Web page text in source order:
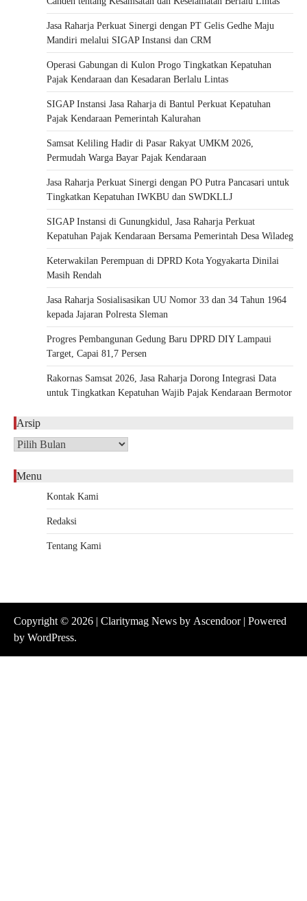
Jasa Raharja Perkuat Sinergi dengan PT Gelis Gedhe Maju
Mandiri melalui SIGAP Instansi dan CRM
Operasi Gabungan di Kulon Progo Tingkatkan Kepatuhan
Pajak Kendaraan dan Kesadaran Berlalu Lintas
SIGAP Instansi Jasa Raharja di Bantul Perkuat Kepatuhan
Pajak Kendaraan Pemerintah Kalurahan
Samsat Keliling Hadir di Pasar Rakyat UMKM 2026,
Permudah Warga Bayar Pajak Kendaraan
Jasa Raharja Perkuat Sinergi dengan PO Putra Pancasari untuk
Tingkatkan Kepatuhan IWKBU dan SWDKLLJ
SIGAP Instansi di Gunungkidul, Jasa Raharja Perkuat
Kepatuhan Pajak Kendaraan Bersama Pemerintah Desa Wiladeg
Keterwakilan Perempuan di DPRD Kota Yogyakarta Dinilai
Masih Rendah
Jasa Raharja Sosialisasikan UU Nomor 33 dan 34 Tahun 1964
kepada Jajaran Polresta Sleman
Progres Pembangunan Gedung Baru DPRD DIY Lampaui
Target, Capai 81,7 Persen
Rakornas Samsat 2026, Jasa Raharja Dorong Integrasi Data
untuk Tingkatkan Kepatuhan Wajib Pajak Kendaraan Bermotor
Arsip
Arsip
Menu
Kontak Kami
Redaksi
Tentang Kami
Copyright © 2026 | Claritymag News by Ascendoor| Powered
by WordPress.